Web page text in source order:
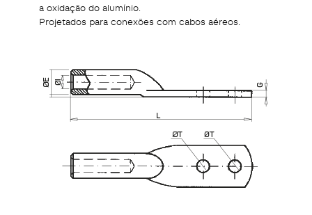
a oxidação do alumínio.
Projetados para conexões com cabos aéreos.